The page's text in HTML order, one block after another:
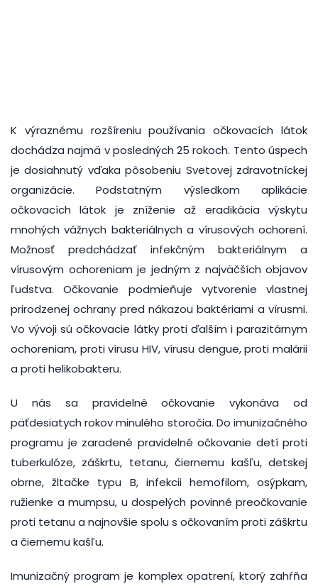
K výraznému rozšíreniu používania očkovacích látok
dochádza najmä v posledných 25 rokoch. Tento úspech
je dosiahnutý vďaka pôsobeniu Svetovej zdravotníckej
organizácie. Podstatným výsledkom aplikácie
očkovacích látok je zníženie až eradikácia výskytu
mnohých vážnych bakteriálnych a vírusových ochorení.
Možnosť predchádzať infekčným bakteriálnym a
vírusovým ochoreniam je jedným z najväčších objavov
ľudstva. Očkovanie podmieňuje vytvorenie vlastnej
prirodzenej ochrany pred nákazou baktériami a vírusmi.
Vo vývoji sú očkovacie látky proti ďalším i parazitárnym
ochoreniam, proti vírusu HIV, vírusu dengue, proti malárii
a proti helikobakteru.
U nás sa pravidelné očkovanie vykonáva od
päťdesiatych rokov minulého storočia. Do imunizačného
programu je zaradené pravidelné očkovanie detí proti
tuberkulóze, záškrtu, tetanu, čiernemu kašľu, detskej
obrne, žltačke typu B, infekcii hemofilom, osýpkam,
ružienke a mumpsu, u dospelých povinné preočkovanie
proti tetanu a najnovšie spolu s očkovaním proti záškrtu
a čiernemu kašľu.
Imunizačný program je komplex opatrení, ktorý zahŕňa